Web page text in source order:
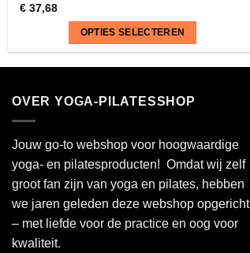
€37,68
OPTIES SELECTEREN
heeft
Deze
optie
kan
gekozen
worden
op
OVER YOGA-PILATESSHOP
Jouw go-to webshop voor hoogwaardige
yoga- en pilatesproducten! Omdat wij zelf
groot fan zijn van yoga en pilates, hebben
we jaren geleden deze webshop opgericht
– met liefde voor de practice en oog voor
kwaliteit.